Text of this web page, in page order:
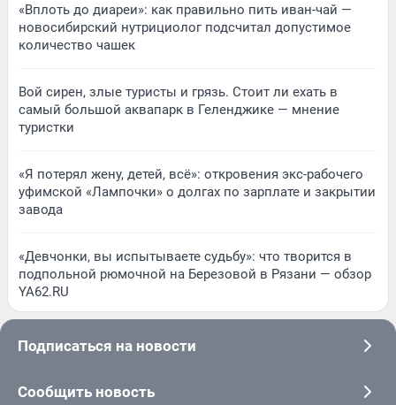
«Вплоть до диареи»: как правильно пить иван-чай —
новосибирский нутрициолог подсчитал допустимое
количество чашек
Вой сирен, злые туристы и грязь. Стоит ли ехать в
самый большой аквапарк в Геленджике — мнение
туристки
«Я потерял жену, детей, всё»: откровения экс-рабочего
уфимской «Лампочки» о долгах по зарплате и закрытии
завода
«Девчонки, вы испытываете судьбу»: что творится в
подпольной рюмочной на Березовой в Рязани — обзор
YA62.RU
Подписаться на новости
Сообщить новость